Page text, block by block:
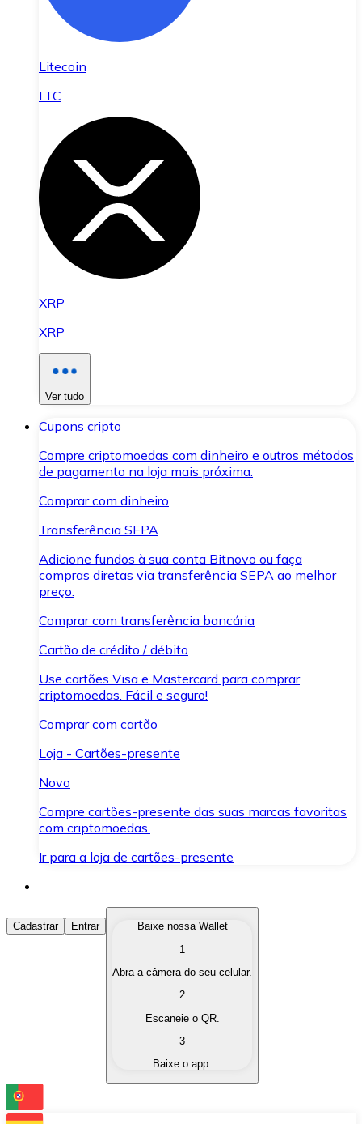
Litecoin
LTC
XRP
XRP
Ver tudo
Cupons cripto
Compre criptomoedas com dinheiro e outros métodos
de pagamento na loja mais próxima.
Comprar com dinheiro
Transferência SEPA
Adicione fundos à sua conta Bitnovo ou faça
compras diretas via transferência SEPA ao melhor
preço.
Comprar com transferência bancária
Cartão de crédito / débito
Use cartões Visa e Mastercard para comprar
criptomoedas. Fácil e seguro!
Comprar com cartão
Loja - Cartões-presente
Novo
Compre cartões-presente das suas marcas favoritas
com criptomoedas.
Ir para a loja de cartões-presente
Comprar Criptomoedas
Compre as criptomoedas de seu interesse de forma
Converta suas criptomoedas em moeda fiduciária
Troque uma criptomoeda por outra
Cadastrar Entrar
Baixe nossa Wallet
1
Abra a câmera do seu celular.
2
Escaneie o QR.
3
Baixe o app.